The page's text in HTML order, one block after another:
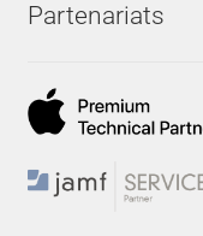
Partenariats